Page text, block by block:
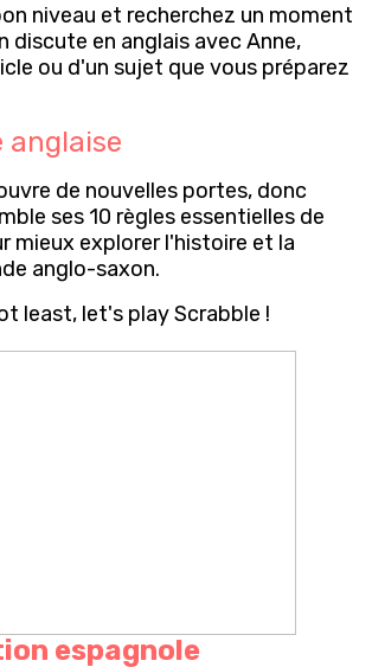
niveau et recherchez un moment
discute en anglais avec Anne,
ou d'un sujet que vous préparez
anglaise
de nouvelles portes, donc
ses 10 règles essentielles de
mieux explorer l'histoire et la
anglo-saxon.
least, let's play Scrabble !
espagnole